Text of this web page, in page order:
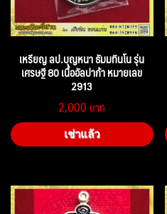
เหรียญ ลป.บุญหนา ธัมมทินโน รุ่น
เศรษฐี 80 เนื้ออัลปาก้า หมายเลข
2913
2,000
เช่าแล้ว